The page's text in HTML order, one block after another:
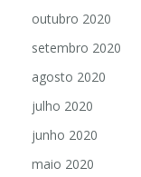
outubro 2020
setembro 2020
agosto 2020
julho 2020
junho 2020
maio 2020